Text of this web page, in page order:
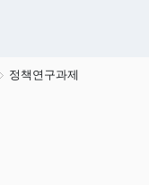
정책연구과제